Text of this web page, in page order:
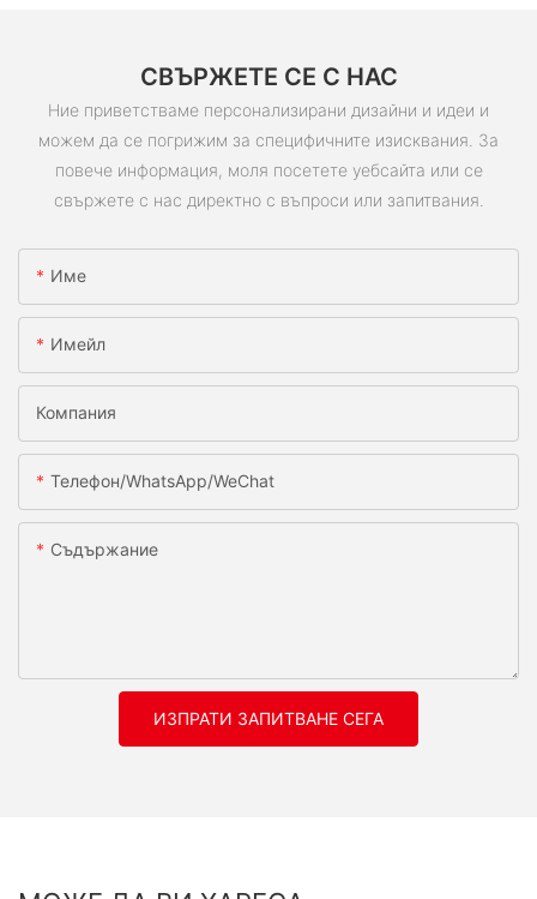
СВЪРЖЕТЕ СЕ С НАС
Ние приветстваме персонализирани дизайни и идеи и
можем да се погрижим за специфичните изисквания. За
повече информация, моля посетете уебсайта или се
свържете с нас директно с въпроси или запитвания.
Име
Имейл
Компания
Телефон/WhatsApp/WeChat
Съдържание
ИЗПРАТИ ЗАПИТВАНЕ СЕГА